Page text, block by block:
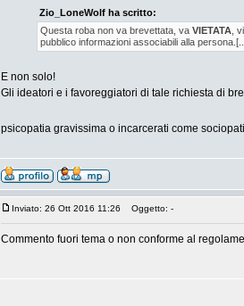
Zio_LoneWolf ha scritto:
Questa roba non va brevettata, va VIETATA ,
pubblico informazioni associabili alla
E non solo!
Gli ideatori e i favoreggiatori di tale richiesta di
psicopatia gravissima o incarcerati come
Inviato: 26 Ott 2016 11:26 Oggetto: -
Commento fuori tema o non conforme al